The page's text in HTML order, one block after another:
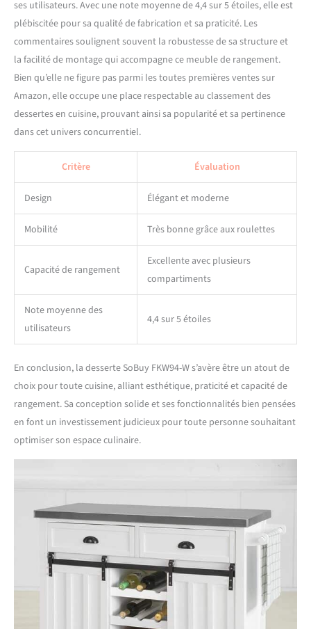
ses utilisateurs. Avec une note moyenne de 4,4 sur 5 étoiles, elle est
plébiscitée pour sa qualité de fabrication et sa praticité. Les
commentaires soulignent souvent la robustesse de sa structure et
la facilité de montage qui accompagne ce meuble de rangement.
Bien qu’elle ne figure pas parmi les toutes premières ventes sur
Amazon, elle occupe une place respectable au classement des
dessertes en cuisine, prouvant ainsi sa popularité et sa pertinence
dans cet univers concurrentiel.
Critère Évaluation
Design Élégant et moderne
Mobilité Très bonne grâce aux roulettes
Capacité de rangement
Excellente avec plusieurs
compartiments
Note moyenne des
utilisateurs
4,4 sur 5 étoiles
En conclusion, la desserte SoBuy FKW94-W s’avère être un atout de
choix pour toute cuisine, alliant esthétique, praticité et capacité de
rangement. Sa conception solide et ses fonctionnalités bien pensées
en font un investissement judicieux pour toute personne souhaitant
optimiser son espace culinaire.